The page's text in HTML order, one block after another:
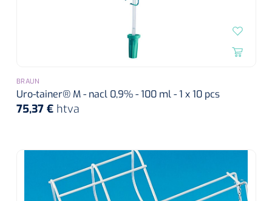
BRAUN
Uro-tainer® M - nacl 0,9% - 100 ml - 1 x 10 pcs
75,37 € htva